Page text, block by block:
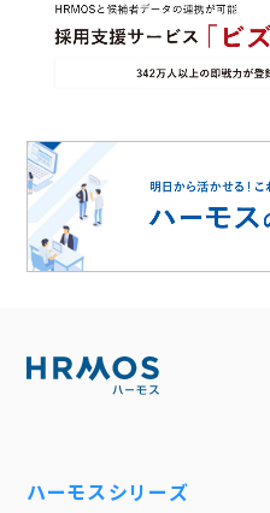
ハーモスシリーズ